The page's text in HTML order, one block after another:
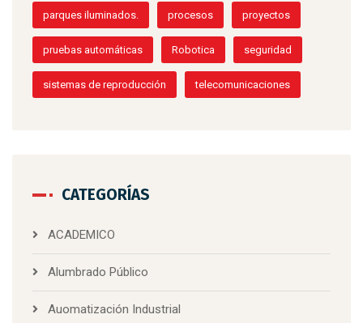
parques iluminados. procesos proyectos
pruebas automáticas Robotica seguridad
sistemas de reproducción telecomunicaciones
CATEGORÍAS
ACADEMICO
Alumbrado Público
Auomatización Industrial